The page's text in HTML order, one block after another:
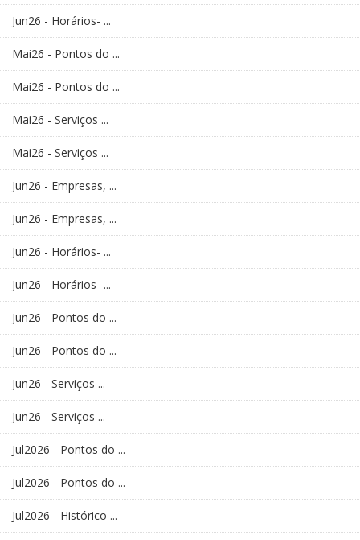
Jun26 - Horários- ...
Mai26 - Pontos do ...
Mai26 - Pontos do ...
Mai26 - Serviços ...
Mai26 - Serviços ...
Jun26 - Empresas, ...
Jun26 - Empresas, ...
Jun26 - Horários- ...
Jun26 - Horários- ...
Jun26 - Pontos do ...
Jun26 - Pontos do ...
Jun26 - Serviços ...
Jun26 - Serviços ...
Jul2026 - Pontos do ...
Jul2026 - Pontos do ...
Jul2026 - Histórico ...